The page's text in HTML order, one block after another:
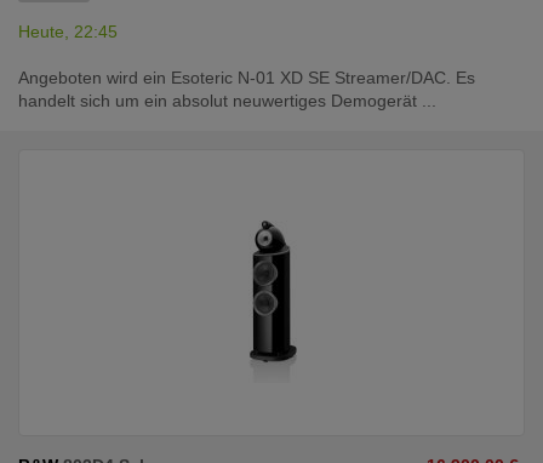
Heute, 22:45
Angeboten wird ein Esoteric N-01 XD SE Streamer/DAC. Es
handelt sich um ein absolut neuwertiges Demogerät ...